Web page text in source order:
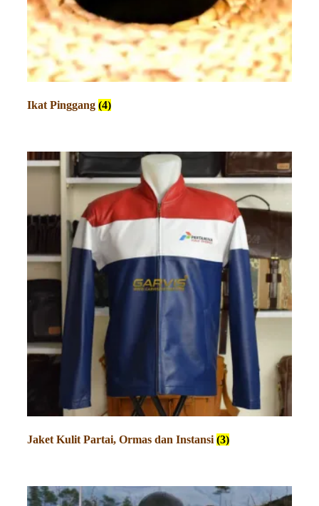
Ikat Pinggang (4)
Jaket Kulit Partai, Ormas dan Instansi (3)